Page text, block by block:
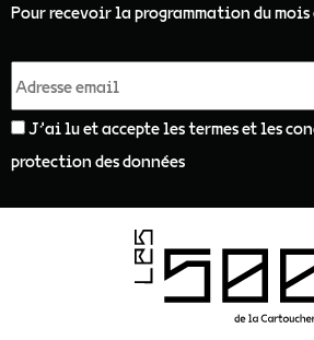
Pour recevoir la programmation du
J'ai lu et accepte les termes et les
protection des données